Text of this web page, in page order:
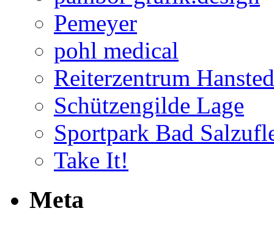
Pemeyer
pohl medical
Reiterzentrum
Schützengilde Lage
Sportpark Bad
Take It!
Meta